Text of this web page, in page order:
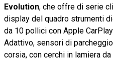
Evolution, che offre di serie
display del quadro strumenti
da 10 pollici con Apple
Adattivo, sensori di
corsia, con cerchi in lamiera